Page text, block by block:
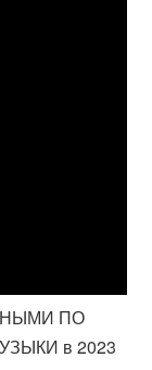
ПО
в 2023